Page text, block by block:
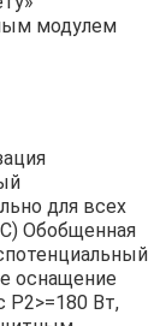
модулем
для всех
Обобщенная
оснащение
P2>=180 Вт,